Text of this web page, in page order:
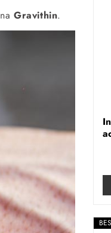
Gravithin.